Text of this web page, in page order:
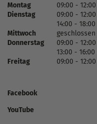
Montag
09:00 -
Dienstag
09:00 -
14:00 -
Mittwoch
geschlossen
Donnerstag
09:00 -
13:00 -
Freitag
09:00 - 12:00
Facebook
YouTube